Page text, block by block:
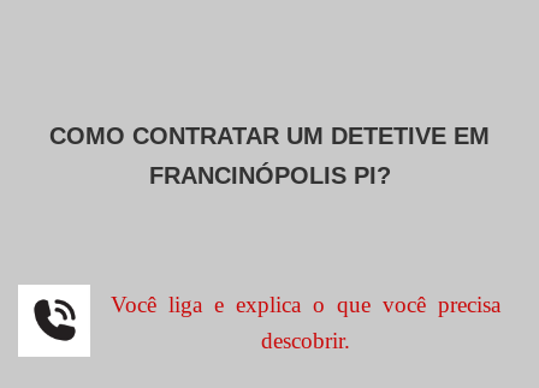
COMO CONTRATAR UM DETETIVE EM
FRANCINÓPOLIS PI?
Você liga e explica o que você precisa
descobrir.